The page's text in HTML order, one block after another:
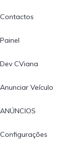
Contactos
Painel
Dev CViana
Anunciar Veículo
ANÚNCIOS
Configurações